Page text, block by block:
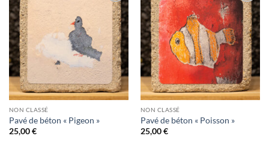
Ajouter
à la
wishlist
NON CLASSÉ
Pavé de béton « Pigeon »
25,00€
Ajouter
à la
wishlist
NON CLASSÉ
Pavé de béton « Poisson »
25,00€